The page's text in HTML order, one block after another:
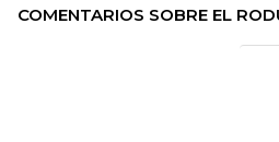
COMENTARIOS SOBRE EL